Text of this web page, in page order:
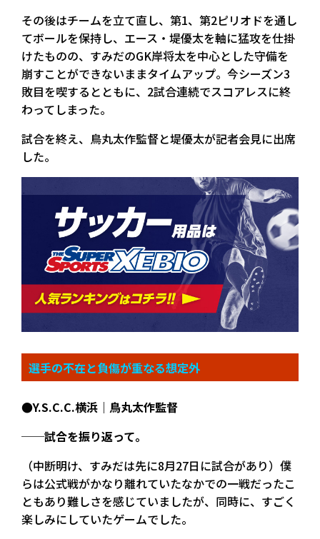
その後はチームを立て直し、第1、第2ピリオドを通し
てボールを保持し、エース・堤優太を軸に猛攻を仕掛
けたものの、すみだのGK岸将太を中心とした守備を
崩すことができないままタイムアップ。今シーズン3
敗目を喫するとともに、2試合連続でスコアレスに終
わってしまった。
試合を終え、鳥丸太作監督と堤優太が記者会見に出席
した。
選手の不在と負傷が重なる想定外
●Y.S.C.C.横浜｜鳥丸太作監督
──試合を振り返って。
（中断明け、すみだは先に8月27日に試合があり）僕
らは公式戦がかなり離れていたなかでの一戦だったこ
ともあり難しさを感じていましたが、同時に、すごく
楽しみにしていたゲームでした。